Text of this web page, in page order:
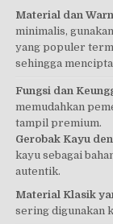
Material dan
minimalis,
yang populer
sehingga
Fungsi dan
memudahkan
tampil premium.
Gerobak Kayu
kayu sebagai
autentik.
Material Klasik
sering digunakan